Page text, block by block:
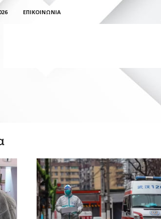
ΕΠΙΚΟΙΝΩΝΊΑ